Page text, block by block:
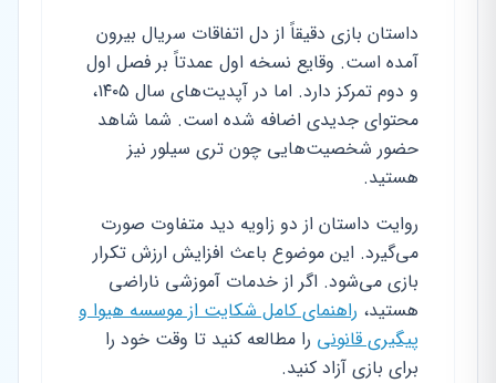
داستان بازی دقیقاً از دل اتفاقات سریال بیرون
آمده است. وقایع نسخه اول عمدتاً بر فصل اول
و دوم تمرکز دارد. اما در آپدیت‌های سال ۱۴۰۵،
محتوای جدیدی اضافه شده است. شما شاهد
حضور شخصیت‌هایی چون تری سیلور نیز
هستید.
روایت داستان از دو زاویه دید متفاوت صورت
می‌گیرد. این موضوع باعث افزایش ارزش تکرار
بازی می‌شود. اگر از خدمات آموزشی ناراضی
هستید، راهنمای کامل شکایت از موسسه هیوا و
پیگیری قانونی را مطالعه کنید تا وقت خود را
برای بازی آزاد کنید.